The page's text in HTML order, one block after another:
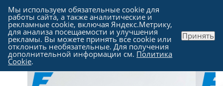
Каталог - Компьютеры в Москве
Мы используем обязательные cookie для
работы сайта, а также аналитические и
рекламные cookie, включая Яндекс.Метрику,
для анализа посещаемости и улучшения
рекламы. Вы можете принять все cookie или
отклонить необязательные. Для получения
дополнительной информации см. Политика
Cookie.
Принять